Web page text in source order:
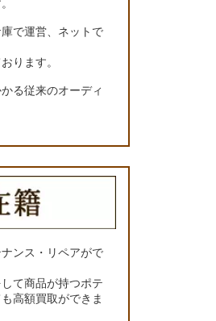
で運営、ネットで
ります。
る従来のオーディ
ンス・リペアがで
て商品が持つポテ
高額買取ができま